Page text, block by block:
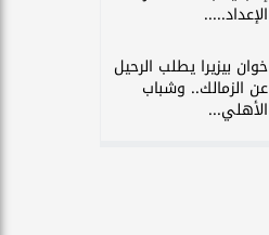
الإعداد.....
خوان بيزيرا يطلب الرحيل
عن الزمالك.. وشباب
الأهلي...